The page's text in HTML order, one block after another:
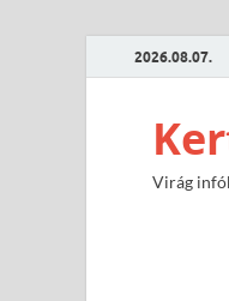
2026.08.07.
Virág